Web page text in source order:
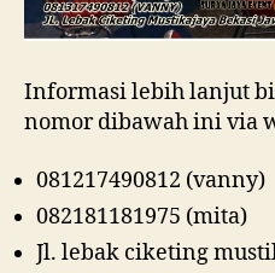
Informasi lebih lanjut
nomor dibawah ini via
081217490812 (vanny)
082181181975 (mita)
Jl. lebak ciketing